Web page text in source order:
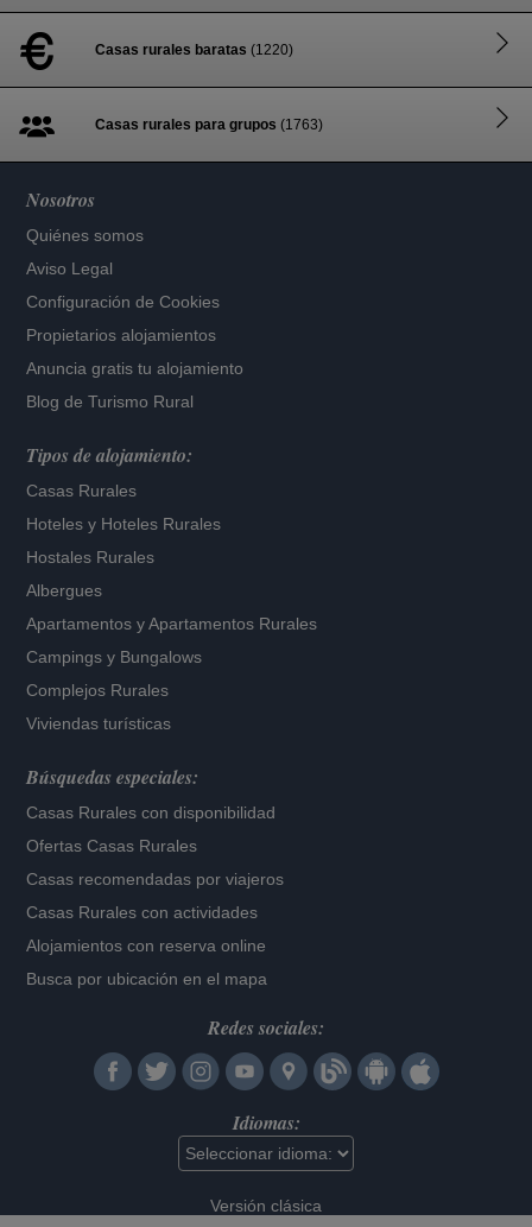
Casas rurales baratas (1220)
Casas rurales para grupos (1763)
Nosotros
Quiénes somos
Aviso Legal
Configuración de Cookies
Propietarios alojamientos
Anuncia gratis tu alojamiento
Blog de Turismo Rural
Tipos de alojamiento:
Casas Rurales
Hoteles y Hoteles Rurales
Hostales Rurales
Albergues
Apartamentos yApartamentos Rurales
Campings y Bungalows
Complejos Rurales
Viviendas turísticas
Búsquedas especiales:
Casas Rurales con disponibilidad
Ofertas Casas Rurales
Casas recomendadas por viajeros
Casas Rurales con actividades
Alojamientos con reserva online
Busca por ubicación en el mapa
Redes sociales:
Idiomas:
Versión clásica